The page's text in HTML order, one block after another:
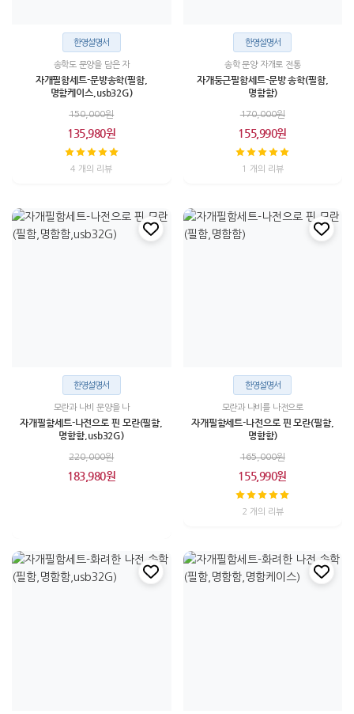
한영설명서
송학도 문양을 담은 자
자개필함세트-문방송학(필함,
명함케이스,usb32G)
150,000원
135,980원
4 개의 리뷰
한영설명서
송학 문양 자개로 전통
자개둥근필함세트-문방 송학(필함,
명함함)
170,000원
155,990원
1 개의 리뷰
한영설명서
모란과 나비 문양을 나
자개필함세트-나전으로 핀 모란(필함,
명함함,usb32G)
220,000원
183,980원
한영설명서
모란과 나비를 나전으로
자개필함세트-나전으로 핀 모란(필함,
명함함)
165,000원
155,990원
2 개의 리뷰